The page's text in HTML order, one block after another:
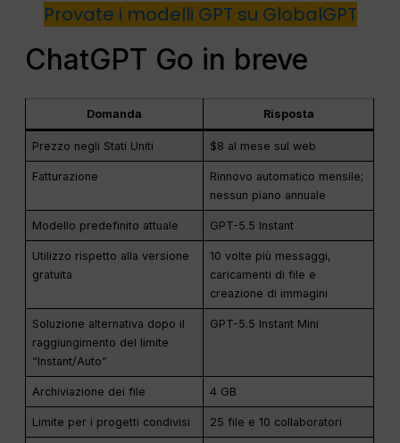
Provate i modelli GPT su GlobalGPT
ChatGPT Go in breve
Domanda Risposta
Prezzo negli Stati Uniti $8 al mese sul web
Fatturazione
Rinnovo automatico mensile;
nessun piano annuale
Modello predefinito attuale GPT-5.5 Instant
Utilizzo rispetto alla versione
gratuita
10 volte più messaggi,
caricamenti di file e
creazione di immagini
Soluzione alternativa dopo il
raggiungimento del limite
“Instant/Auto”
GPT-5.5 Instant Mini
Archiviazione dei file 4 GB
Limite per i progetti condivisi 25 file e 10 collaboratori